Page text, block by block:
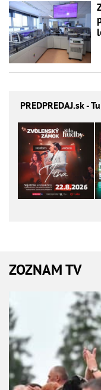
PREDPREDAJ.sk -
ZOZNAM TV